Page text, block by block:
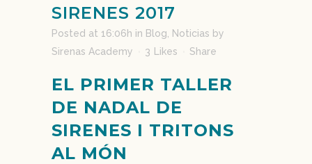
SIRENES 2017
Posted at 16:06h in Blog Noticias by
Sirenas Academy
3 Likes Share
EL PRIMER TALLER
DE NADAL DE
SIRENES I TRITONS
AL MÓN